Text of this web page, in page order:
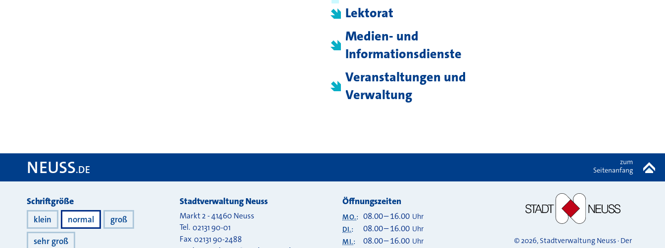
Lektorat
Medien- und
Informationsdienste
Veranstaltungen und
Verwaltung
NEUSS.DE
zum
Seitenanfang
Darstellung
Schriftgröße
klein normal
groß
sehr groß
Stadtverwaltung Neuss
Markt 2-41460 Neuss
Tel. 02131 90-01
Fax 02131 90-2488
Öffnungszeiten
MO.: 08.00–16.00 Uhr
DI.: 08.00–16.00 Uhr
MI.: 08.00–16.00 Uhr
© 2026, Stadtverwaltung Neuss · Der